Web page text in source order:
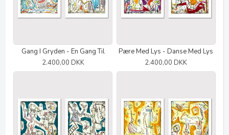
Gang I Gryden - En Gang Til
2.400,00 DKK
Pære Med Lys - Danse Med Lys
2.400,00 DKK